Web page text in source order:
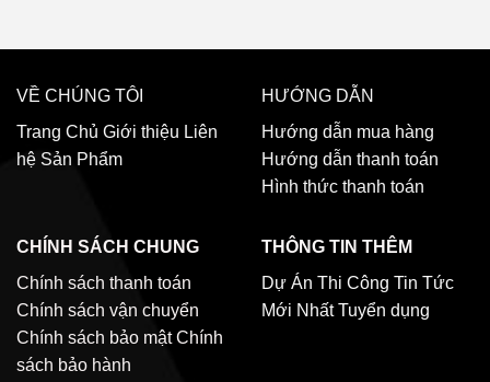
VỀ CHÚNG TÔI
Trang Chủ Giới thiệu Liên
hệ Sản Phẩm
HƯỚNG DẪN
Hướng dẫn mua hàng
Hướng dẫn thanh toán
Hình thức thanh toán
CHÍNH SÁCH CHUNG
Chính sách thanh toán
Chính sách vận chuyển
Chính sách bảo mật Chính
sách bảo hành
THÔNG TIN THÊM
Dự Án Thi Công Tin Tức
Mới Nhất Tuyển dụng